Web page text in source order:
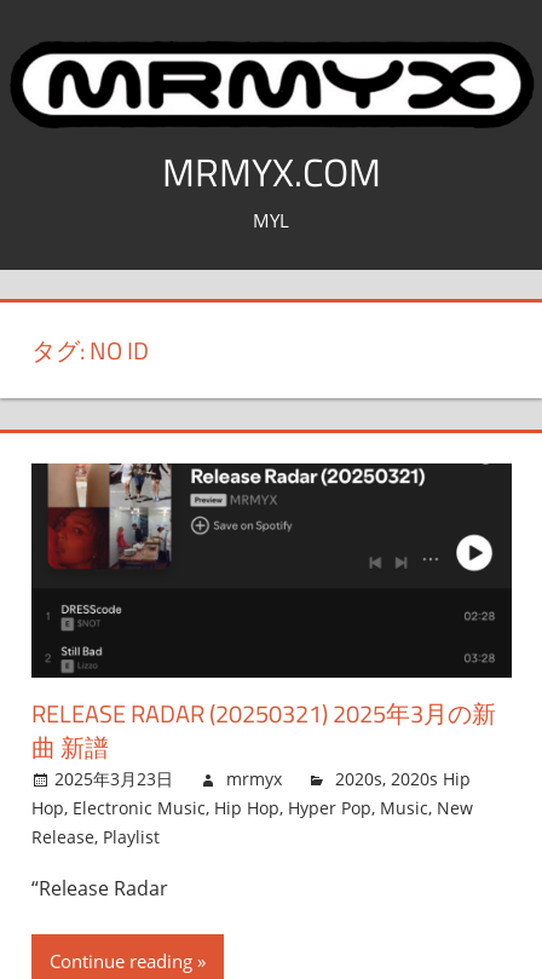
テ
ッ
MRMYX.COM
MYL
タグ:NO ID
RELEASE RADAR (20250321) 2025年3月の新
曲 新譜
2025年3月23日 mrmyx 2020s,2020s Hip
Hop, Electronic Music, Hip Hop, Hyper Pop, Music, New
Release, Playlist
“Release Radar
Continue reading